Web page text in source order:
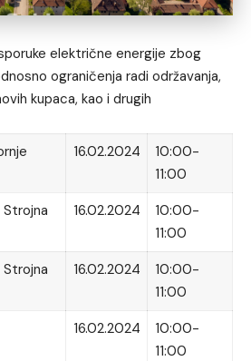
električne energije zbog
ograničenja radi održavanja,
kupaca, kao i drugih
16.02.2024
10:00-
11:00
16.02.2024
10:00-
11:00
16.02.2024
10:00-
11:00
16.02.2024
10:00-
11:00